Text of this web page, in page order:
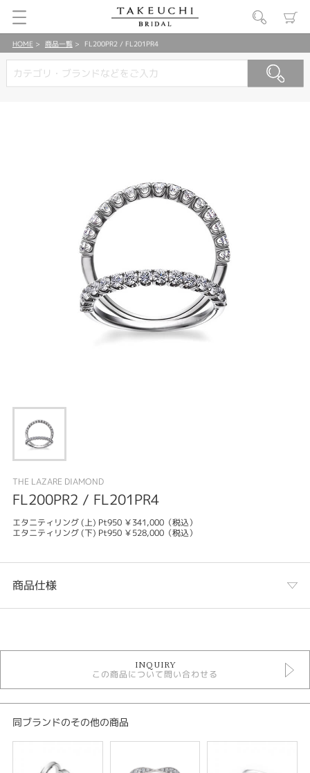
HOME 商品一覧 FL200PR2 / FL201PR4
THE LAZARE DIAMOND
FL200PR2 / FL201PR4
エタニティリング (上) Pt950 ￥341,000（税込）
エタニティリング (下) Pt950 ￥528,000（税込）
商品仕様
婚約指輪 ＞ ゴージャスデザイン
ラザールダイヤモンド
ラザールダイヤモンド ＞ エタニティリング
ゴージャス
INQUIRY
この商品について問い合わせる
同ブランドのその他の商品